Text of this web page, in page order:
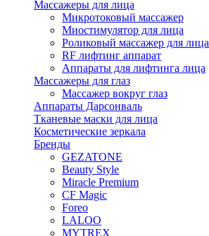
Массажеры для лица
Микротоковый массажер
Миостимулятор для лица
Роликовый массажер для лица
RF лифтинг аппарат
Аппараты для лифтинга лица
Массажеры для глаз
Массажер вокруг глаз
Аппараты Дарсонваль
Тканевые маски для лица
Косметические зеркала
Бренды
GEZATONE
Beauty Style
Miracle Premium
CF Magic
Foreo
LALOO
MYTREX